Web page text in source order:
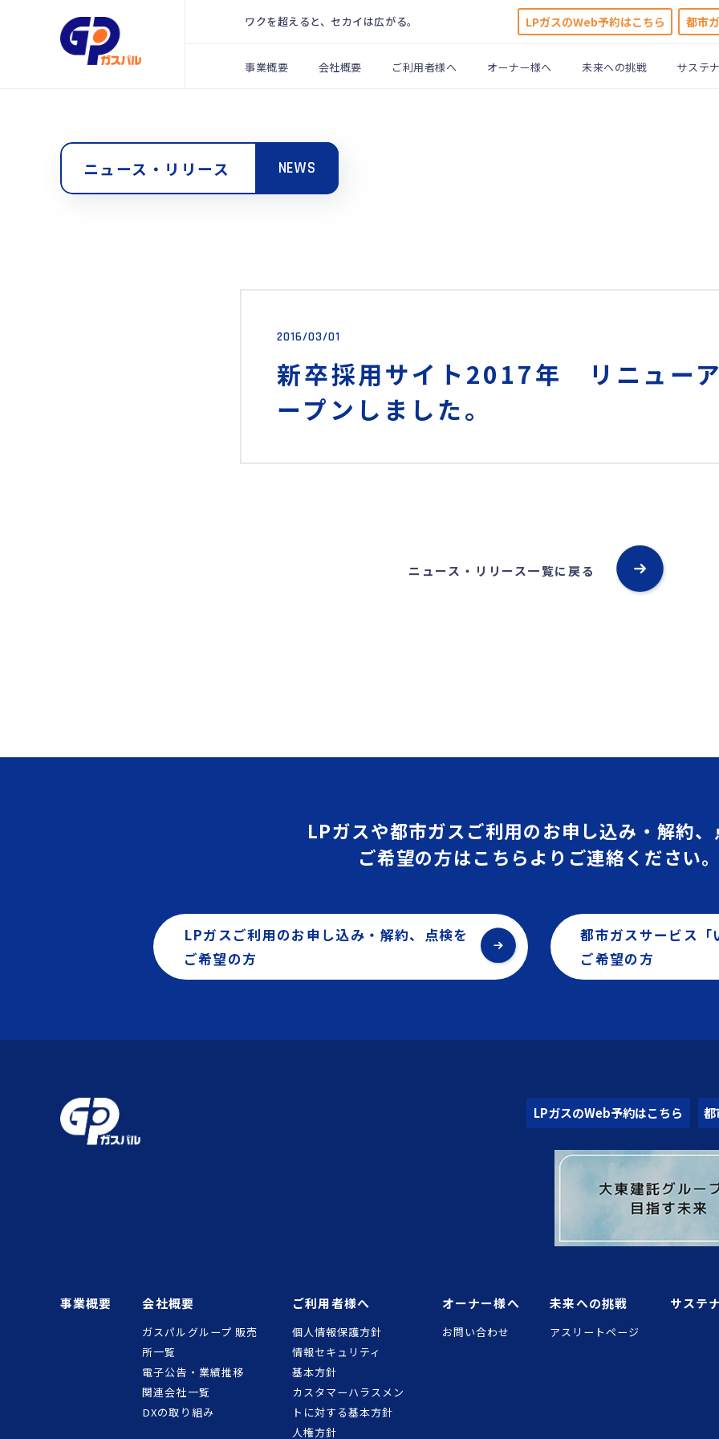
ワクを超えると、セカイは広がる。 LPガスのWeb予約はこちら 都市
事業概要 会社概要 ご利用者様へ オーナー様へ 未来への挑戦 サステ
ニュース・リリース NEWS
2016/03/01
新卒採用サイト2017年 リニュー
ープンしました。
ニュース・リリース一覧に戻る
LPガスや都市ガスご利用のお申し込み・解約
ご希望の方はこちらより ご連絡ください
LPガスご利用のお申し込み・ 解約、点検を
ご希望の方
都市ガスサービス「
ご希望の方
LPガスのWeb予約はこちら 都
事業概要 会社概要
ガスパルグループ 販売
所一覧
電子公告・業績推移
関連会社一覧
DXの取り組み
ご利用者様へ
個人情報保護方針
情報セキュリティ
基本方針
カスタマーハラスメン
トに対する基本方針
人権方針
オーナー様へ
お問い合わせ
未来への挑戦
アスリートページ
サステ